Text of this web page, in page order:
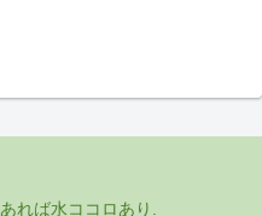
れば水ココロあり.